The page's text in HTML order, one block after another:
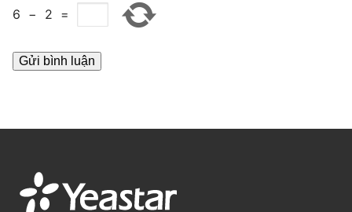
HƯỚNG DẪN
6 − 2 =